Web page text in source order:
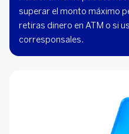
superar el monto máximo
retiras dinero en ATM o si
corresponsales.